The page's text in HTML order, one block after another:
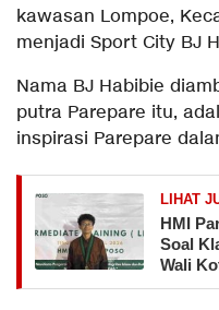
kawasan Lompoe,
menjadi Sport City BJ
Nama BJ Habibie
putra Parepare itu,
inspirasi Parepare
LIHAT
HMI
Soal
Wali